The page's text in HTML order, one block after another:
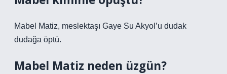
Mabel Matiz, meslektaşı Gaye Su Akyol’u dudak
dudağa öptü.
Mabel Matiz neden üzgün?